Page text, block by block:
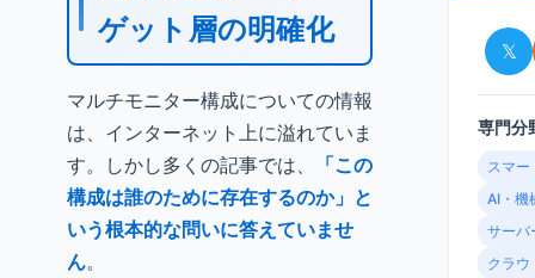
ゲット層の明確化
マルチモニター構成についての情報
は、インターネット上に溢れていま
す。しかし多くの記事では、
「この
構成は誰のために存在するのか」と
いう根本的な問いに答えていませ
ん。
𝕏
専門分
スマー
AI・機
サーバ
クラウ